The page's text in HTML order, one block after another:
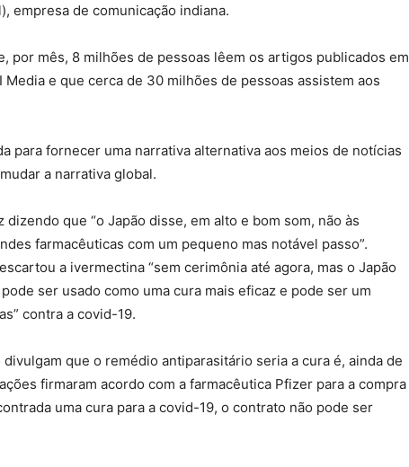
empresa de comunicação indiana.
por mês, 8 milhões de pessoas lêem os artigos publicados em
e que cerca de 30 milhões de pessoas assistem aos
para fornecer uma narrativa alternativa aos meios de notícias
a narrativa global.
dizendo que “o Japão disse, em alto e bom som, não às
farmacêuticas com um pequeno mas notável passo”.
a ivermectina “sem cerimônia até agora, mas o Japão
ser usado como uma cura mais eficaz e pode ser um
contra a covid-19.
que o remédio antiparasitário seria a cura é, ainda de
firmaram acordo com a farmacêutica Pfizer para a compra
uma cura para a covid-19, o contrato não pode ser